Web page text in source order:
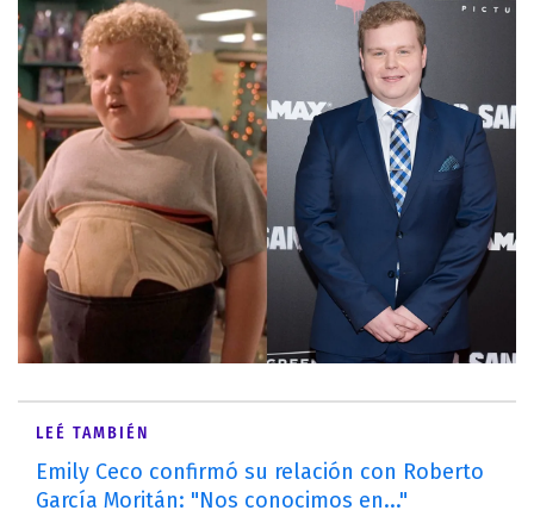
LEÉ TAMBIÉN
Emily Ceco confirmó su relación con Roberto
García Moritán: "Nos conocimos en..."